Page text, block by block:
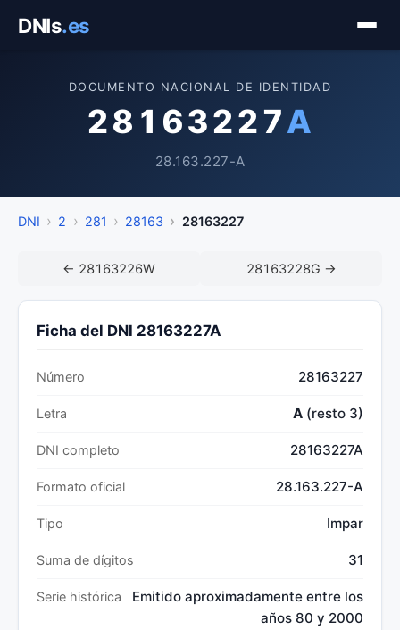
DNIs.es
DOCUMENTO NACIONAL DE IDENTIDAD
28163227A
28.163.227-A
DNI 2 281 28163 28163227
← 28163226W 28163228G →
Ficha del DNI 28163227A
Número 28163227
Letra A (resto 3)
DNI completo 28163227A
Formato oficial 28.163.227-A
Tipo Impar
Suma de dígitos 31
Serie histórica
Emitido aproximadamente entre los
años 80 y 2000